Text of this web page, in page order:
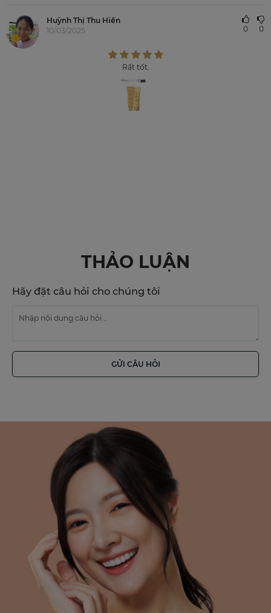
Huỳnh Thị Thu Hiền
10/03/2025
Rất tốt.
0 0
THẢO LUẬN
Hãy đặt câu hỏi cho chúng tôi
GỬI CÂU HỎI